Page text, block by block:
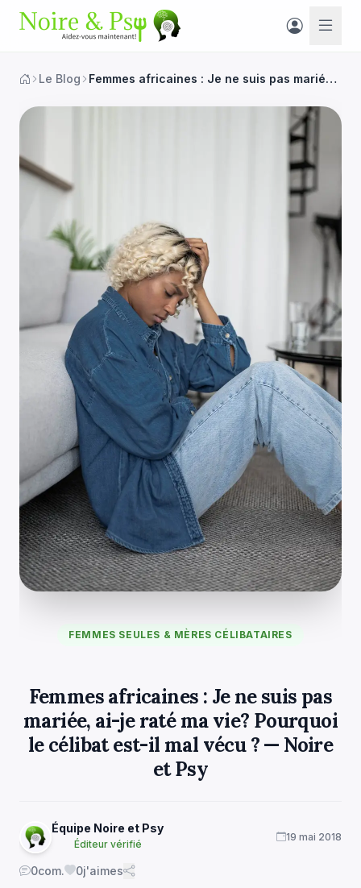
Le Blog Femmes africaines : Je ne suis pas mariée, ai-je raté ma vie? Pourquoi le célibat est-il mal vécu ?
FEMMES SEULES & MÈRES CÉLIBATAIRES
Femmes africaines : Je ne suis pas
mariée, ai-je raté ma vie? Pourquoi
le célibat est-il mal vécu ? — Noire
et Psy
Équipe Noire et Psy
Éditeur vérifié
19 mai 2018
0com. 0j'aimes